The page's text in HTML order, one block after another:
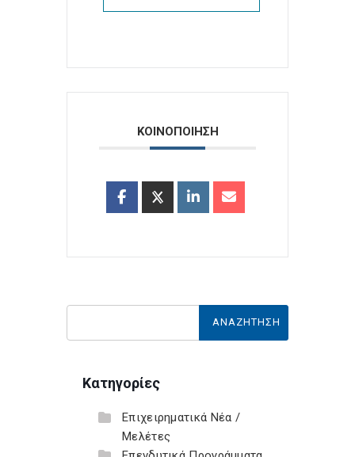
ΚΟΙΝΟΠΟΙΗΣΗ
Κατηγορίες
Επιχειρηματικά Νέα /
Μελέτες